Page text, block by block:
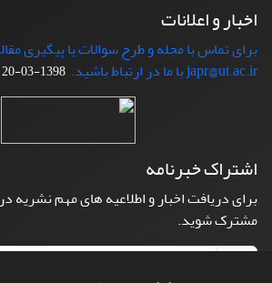
اخبار و اعلانات
برای تماس با مجله و طرح سوالات یا پیگیری
japr@ut.ac.ir با ما در ارتباط باشید.
1398-03-20
اشتراک خبرنامه
برای دریافت اخبار و اطلاعیه های مهم نشریه
مشترک شوید.